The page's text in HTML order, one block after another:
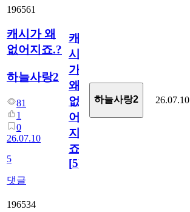
196561
캐시가 왜
없어지죠.?
하늘사랑2
81
1
0
26.07.10
5
댓글
캐
시
가
왜
없
어
지
죠.?
[5]
하늘사랑2 26.07.10
196534